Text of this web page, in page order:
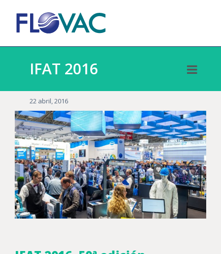
IFAT 2016
22 abril, 2016